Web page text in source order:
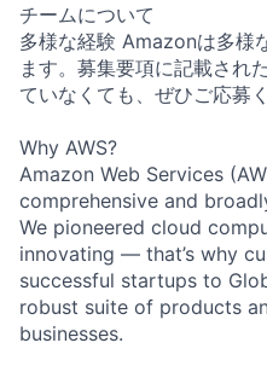
チームについて
多様な経験 Amazonは多様
ます。募集要項に記載され
ていなくても、ぜひご応募
Why AWS?
Amazon Web Services
comprehensive and
We pioneered cloud
innovating — that’s why
successful startups to
robust suite of products
businesses.